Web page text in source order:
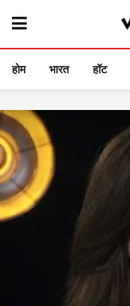
होम भारत हॉट